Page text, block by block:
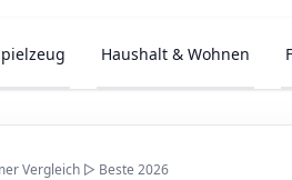
Haushalt & Wohnen
Vergleich ▷ Beste 2026